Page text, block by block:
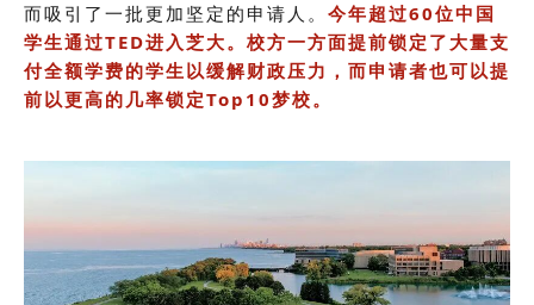
而吸引了一批更加坚定的申请人。 今年超过60位中国
学生通过TED进入芝大。校方一方面提前锁定了大量支
付全额学费的学生以缓解财政压力，而申请者也可以提
前以更高的几率锁定Top10梦校。